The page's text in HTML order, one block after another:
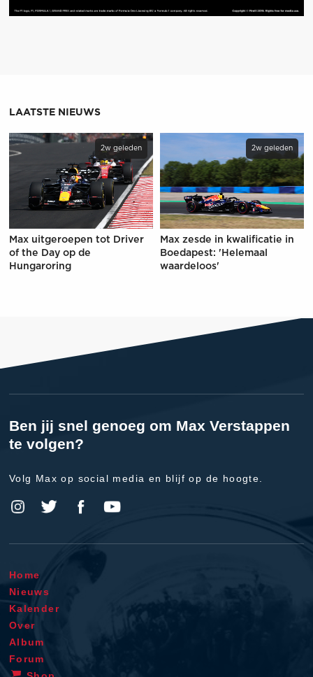
LAATSTE NIEUWS
2w geleden
Max uitgeroepen tot Driver
of the Day op de
Hungaroring
2w geleden
Max zesde in kwalificatie in
Boedapest: 'Helemaal
waardeloos'
Ben jij snel genoeg om Max Verstappen
te volgen?
Volg Max op social media en blijf op de hoogte.
Home
Nieuws
Kalender
Over
Album
Forum